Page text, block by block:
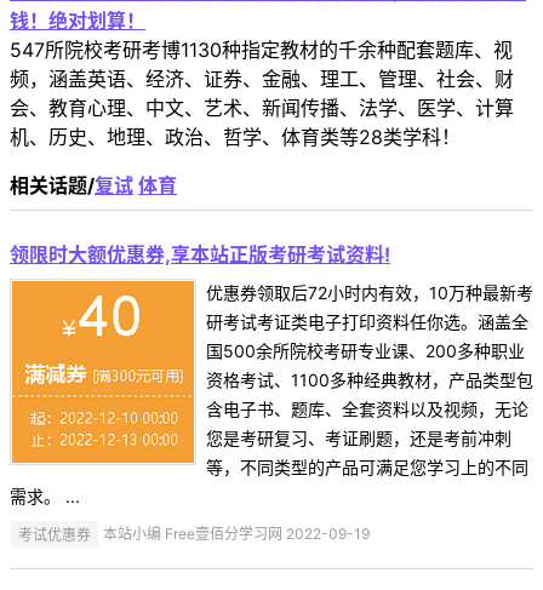
钱！绝对划算！
547所院校考研考博1130种指定教材的千余种配套题库、视
频，涵盖英语、经济、证券、金融、理工、管理、社会、财
会、教育心理、中文、艺术、新闻传播、法学、医学、计算
机、历史、地理、政治、哲学、体育类等28类学科！
相关话题/复试 体育
领限时大额优惠券,享本站正版考研考试资料!
优惠券领取后72小时内有效，10万种最新考
研考试考证类电子打印资料任你选。涵盖全
国500余所院校考研专业课、200多种职业
资格考试、1100多种经典教材，产品类型包
含电子书、题库、全套资料以及视频，无论
您是考研复习、考证刷题，还是考前冲刺
等，不同类型的产品可满足您学习上的不同
需求。 ...
考试优惠券 本站小编 Free壹佰分学习网 2022-09-19